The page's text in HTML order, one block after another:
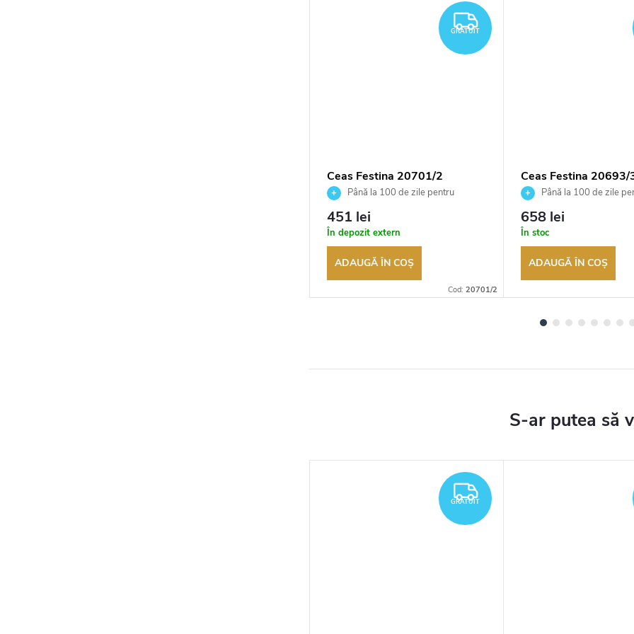
GRATUIT
GRATUIT
Ceas Festina 20701/2
Până la 100 de zile pentru
returnarea bunurilor. Vânzător
autorizat
451 lei
În depozit extern
ADAUGĂ ÎN COŞ
Cod: 20701/2
Ceas Festina 20693/
Până la 100 de zile
returnarea bunurilor.
autorizat
658 lei
În stoc
ADAUGĂ ÎN COŞ
GRATUIT
GRATUIT